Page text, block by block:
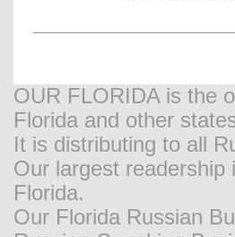
OUR FLORIDA is the
Florida and other
It is distributing to all
Our largest readership
Florida.
Our Florida Russian